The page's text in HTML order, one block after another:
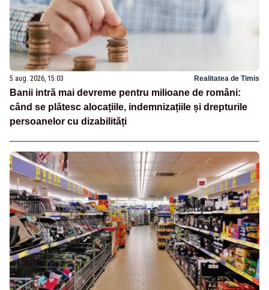
5 aug. 2026, 15:03 Realitatea de Timis
Banii intră mai devreme pentru milioane de români:
când se plătesc alocațiile, indemnizațiile și drepturile
persoanelor cu dizabilități